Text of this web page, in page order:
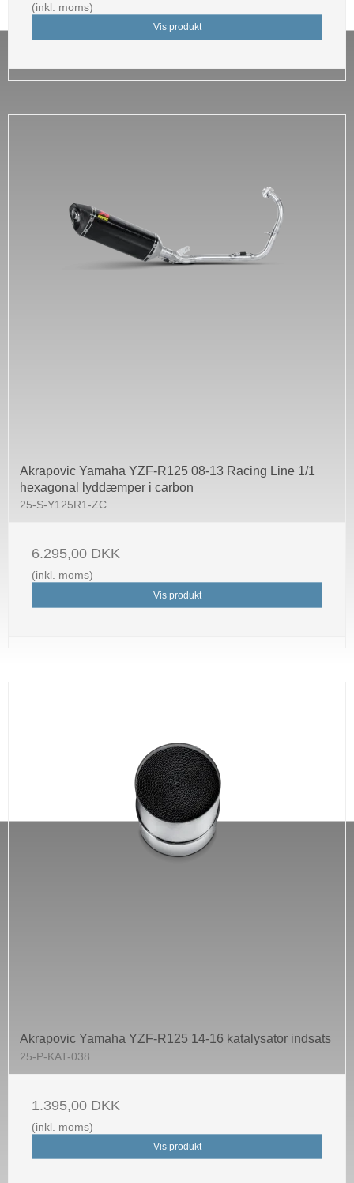
(inkl. moms)
Vis produkt
Akrapovic Yamaha YZF-R125 08-13 Racing Line 1/1
hexagonal lyddæmper i carbon
25-S-Y125R1-ZC
6.295,00 DKK
(inkl. moms)
Vis produkt
Akrapovic Yamaha YZF-R125 14-16 katalysator indsats
25-P-KAT-038
1.395,00 DKK
(inkl. moms)
Vis produkt